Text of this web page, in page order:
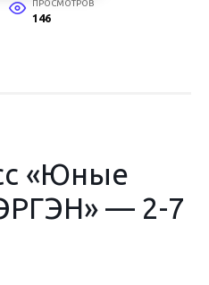
ПРОСМОТРОВ
146
«Юные
— 2-7